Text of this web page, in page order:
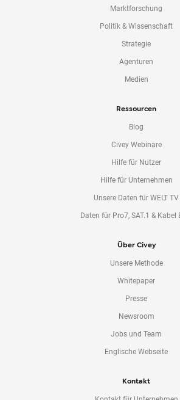
Marktforschung
Politik & Wissenschaft
Strategie
Agenturen
Medien
Ressourcen
Blog
Civey Webinare
Hilfe für Nutzer
Hilfe für Unternehmen
Unsere Daten für WELT TV
Daten für Pro7, SAT.1 & Kabel
Über Civey
Unsere Methode
Whitepaper
Presse
Newsroom
Jobs und Team
Englische Webseite
Kontakt